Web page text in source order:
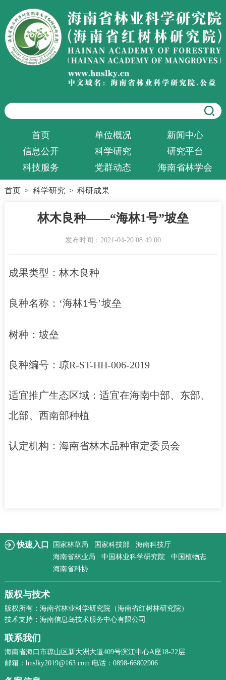
首页 单位概况
新闻中心
信息公开
科学研究
研究平台
科技服务
党群动态 海南省林学会
首页 > 科学研究 > 科研成果
林木良种——“海林1号”坡垒
发布时间：2021-04-20 08:49:00
成果类型：林木良种
良种名称：‘海林1号’坡垒
树种： 坡垒
良种编号：琼R-ST-HH-006-2019
适宜推广生态区域：适宜在海南中部、东部、
北部、西南部种植
认定机构：海南省林木品种审定委员会
快速入口 国家林草局 国家科技部
海南科技厅
海南省林业局
中国林业科学研究院
中国植物志
海南省科协
版权与技术
版权所有：海南省林业科学研究院（海南省红树林研究院）
技术支持：海南信息岛技术服务中心有限公司
联系我们
海南省海口市琼山区新大洲大道409号滨江中心A座18-22层
邮箱：hnslky2019@163.com 电话：0898-66802906